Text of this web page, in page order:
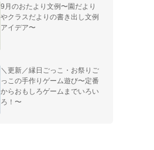
9月のおたより文例〜園だより
やクラスだよりの書き出し文例
アイデア〜
＼更新／縁日ごっこ・お祭りご
っこの手作りゲーム遊び〜定番
からおもしろゲームまでいろい
ろ！〜